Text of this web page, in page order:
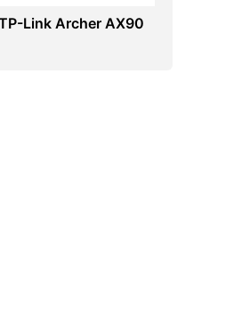
Link Archer AX90